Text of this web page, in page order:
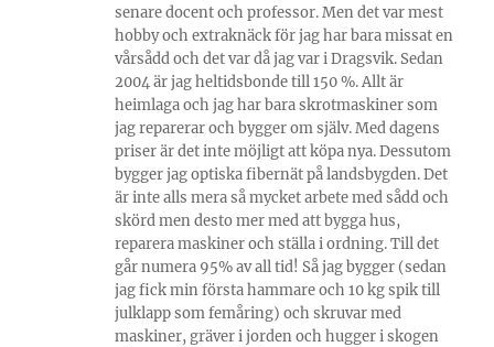
senare docent och professor. Men det var mest
hobby och extraknäck för jag har bara missat en
vårsådd och det var då jag var i Dragsvik. Sedan
2004 är jag heltidsbonde till 150 %. Allt är
heimlaga och jag har bara skrotmaskiner som
jag reparerar och bygger om själv. Med dagens
priser är det inte möjligt att köpa nya. Dessutom
bygger jag optiska fibernät på landsbygden. Det
är inte alls mera så mycket arbete med sådd och
skörd men desto mer med att bygga hus,
reparera maskiner och ställa i ordning. Till det
går numera 95% av all tid! Så jag bygger (sedan
jag fick min första hammare och 10 kg spik till
julklapp som femåring) och skruvar med
maskiner, gräver i jorden och hugger i skogen